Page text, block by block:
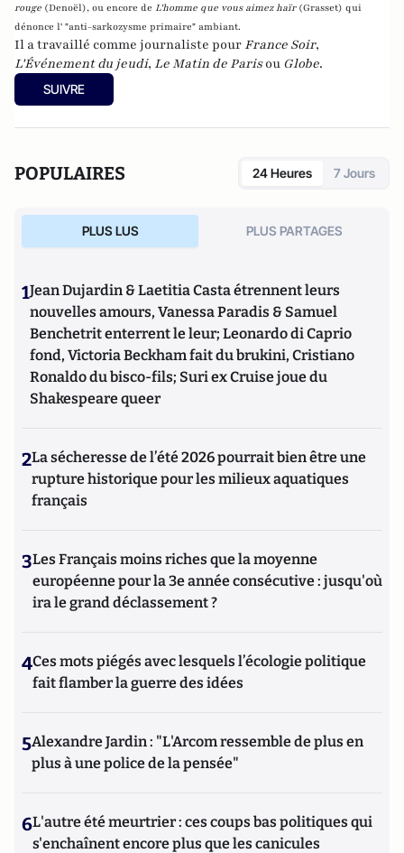
rouge (Denoël), ou encore de L'homme que vous aimez haïr (Grasset) qui
dénonce l' "anti-sarkozysme primaire" ambiant.
Il a travaillé comme journaliste pour France Soir,
L'Événement du jeudi, Le Matin de Parisou Globe.
SUIVRE
POPULAIRES 24 Heures 7 Jours
PLUS LUS PLUS PARTAGES
1Jean Dujardin & Laetitia Casta étrennent leurs
nouvelles amours, Vanessa Paradis & Samuel
Benchetrit enterrent le leur; Leonardo di Caprio
fond, Victoria Beckham fait du brukini, Cristiano
Ronaldo du bisco-fils; Suri ex Cruise joue du
Shakespeare queer
2La sécheresse de l’été 2026 pourrait bien être une
rupture historique pour les milieux aquatiques
français
3Les Français moins riches que la moyenne
européenne pour la 3e année consécutive : jusqu'où
ira le grand déclassement ?
4Ces mots piégés avec lesquels l’écologie politique
fait flamber la guerre des idées
5Alexandre Jardin : "L'Arcom ressemble de plus en
plus à une police de la pensée"
6L'autre été meurtrier : ces coups bas politiques qui
s'enchaînent encore plus que les canicules